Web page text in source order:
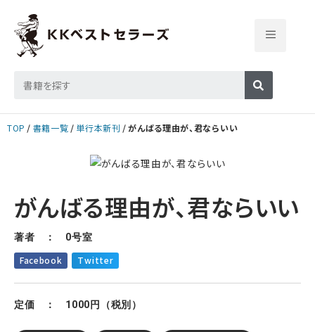
TOP 書籍一覧 単行本新刊 がんばる理由が、君ならいい
がんばる理由が、君ならいい
著者 ： 0号室
Facebook Twitter
定価 ： 1000円（税別）